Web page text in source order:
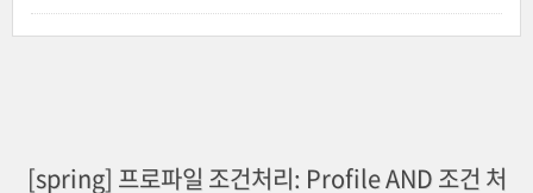
[spring] 프로파일 조건처리: Profile AND 조건 처